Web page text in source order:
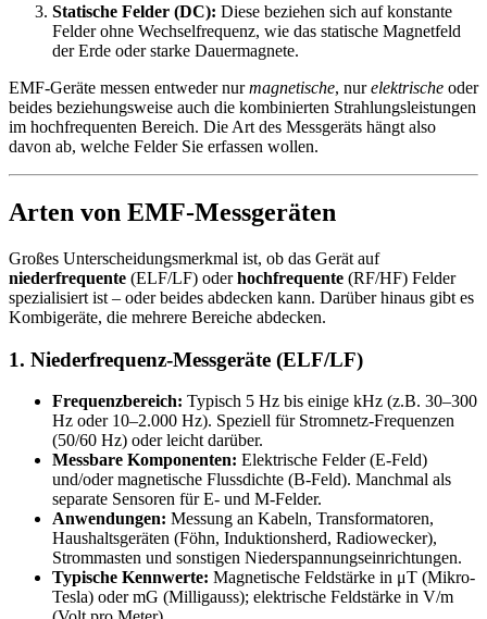
Statische Felder (DC): Diese beziehen sich auf konstante
Felder ohne Wechselfrequenz, wie das statische Magnetfeld
der Erde oder starke Dauermagnete.
EMF-Geräte messen entweder nurmagnetische, nurelektrische oder
beides beziehungsweise auch die kombinierten Strahlungsleistungen
im hochfrequenten Bereich. Die Art des Messgeräts hängt also
davon ab, welche Felder Sie erfassen wollen.
Arten von EMF-Messgeräten
Großes Unterscheidungsmerkmal ist, ob das Gerät auf
niederfrequente (ELF/LF) oderhochfrequente (RF/HF) Felder
spezialisiert ist – oder beides abdecken kann. Darüber hinaus gibt es
Kombigeräte, die mehrere Bereiche abdecken.
1. Niederfrequenz-Messgeräte (ELF/LF)
Frequenzbereich: Typisch 5 Hz bis einige kHz (z.B. 30–300
Hz oder 10–2.000 Hz). Speziell für Stromnetz-Frequenzen
(50/60 Hz) oder leicht darüber.
Messbare Komponenten: Elektrische Felder (E-Feld)
und/oder magnetische Flussdichte (B-Feld). Manchmal als
separate Sensoren für E- und M-Felder.
Anwendungen: Messung an Kabeln, Transformatoren,
Haushaltsgeräten (Föhn, Induktionsherd, Radiowecker),
Strommasten und sonstigen Niederspannungseinrichtungen.
Typische Kennwerte: Magnetische Feldstärke in μT (Mikro-
Tesla) oder mG (Milligauss); elektrische Feldstärke in V/m